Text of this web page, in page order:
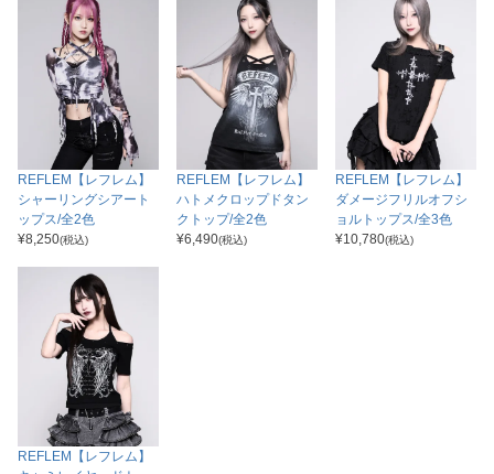
REFLEM【レフレム】
シャーリングシアート
ップス/全2色
¥8,250(税込)
REFLEM【レフレム】
ハトメクロップドタン
クトップ/全2色
¥6,490(税込)
REFLEM【レフレム】
ダメージフリルオフシ
ョルトップス/全3色
¥10,780(税込)
REFLEM【レフレム】